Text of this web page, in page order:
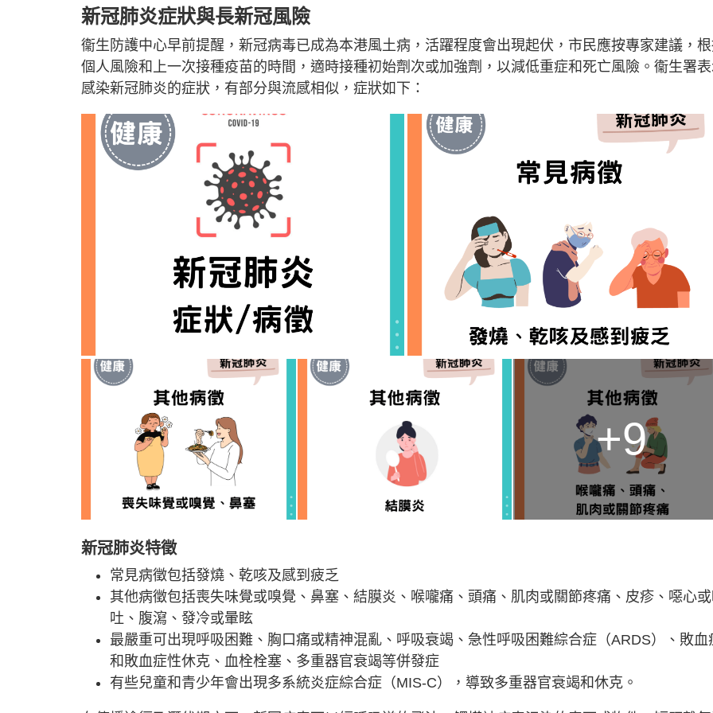
新冠肺炎症狀與長新冠風險
衞生防護中心早前提醒，新冠病毒已成為本港風土病，活躍程度會出現起伏，市民應按專家建議，
個人風險和上一次接種疫苗的時間，適時接種初始劑次或加強劑，以減低重症和死亡風險。衞生署
感染新冠肺炎的症狀，有部分與流感相似，症狀如下：
+9
新冠肺炎特徵
常見病徵包括發燒、乾咳及感到疲乏
其他病徵包括喪失味覺或嗅覺、鼻塞、結膜炎、喉嚨痛、頭痛、肌肉或關節疼痛、皮疹、噁心
吐、腹瀉、發冷或暈眩
最嚴重可出現呼吸困難、胸口痛或精神混亂、呼吸衰竭、急性呼吸困難綜合症（ARDS）、敗血
和敗血症性休克、血栓栓塞、多重器官衰竭等併發症
有些兒童和青少年會出現多系統炎症綜合症（MIS-C），導致多重器官衰竭和休克。